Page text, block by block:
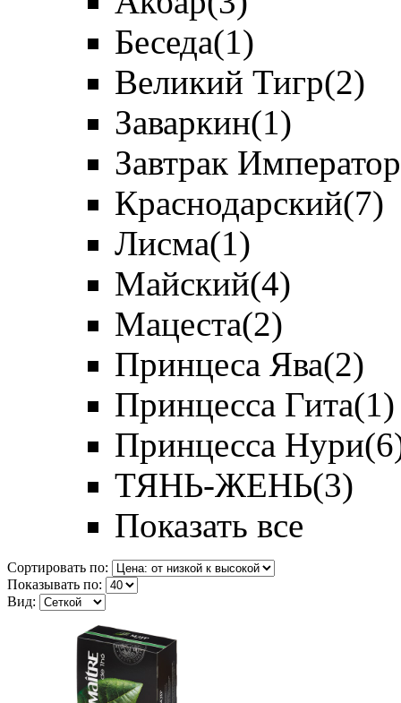
Беседа(1)
Великий Тигр(2)
Заваркин(1)
Завтрак
Краснодарский(7)
Лисма(1)
Майский(4)
Мацеста(2)
Принцеса Ява(2)
Принцесса Гита(1)
Принцесса Нури
ТЯНЬ-ЖЕНЬ(3)
Показать все
Сортировать по:
Показывать по:
Вид: